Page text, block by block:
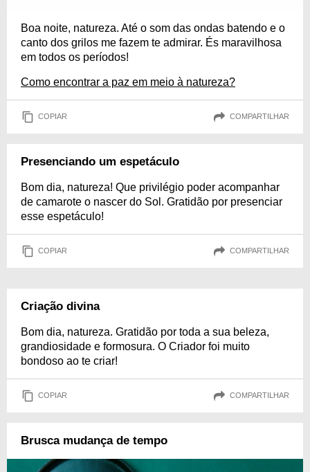
Boa noite, natureza. Até o som das ondas batendo e o
canto dos grilos me fazem te admirar. És maravilhosa
em todos os períodos!
Como encontrar a paz em meio à natureza?
COPIAR COMPARTILHAR
Presenciando um espetáculo
Bom dia, natureza! Que privilégio poder acompanhar
de camarote o nascer do Sol. Gratidão por presenciar
esse espetáculo!
COPIAR COMPARTILHAR
Criação divina
Bom dia, natureza. Gratidão por toda a sua beleza,
grandiosidade e formosura. O Criador foi muito
bondoso ao te criar!
COPIAR COMPARTILHAR
Brusca mudança de tempo